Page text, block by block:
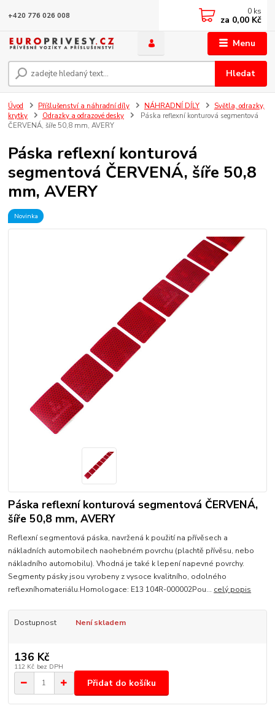
Menu
Hledat
+420 776 026 008 0 ks
za 0,00 Kč
Úvod Příšlušenství a náhradní díly NÁHRADNÍ DÍLY
Světla, odrazky,
krytky
Odrazky a odrazové desky
Páska reflexní konturová segmentová
ČERVENÁ, šíře 50,8 mm, AVERY
Páska reflexní konturová
segmentová ČERVENÁ, šíře 50,8
mm, AVERY
Novinka
Páska reflexní konturová segmentová ČERVENÁ,
šíře 50,8 mm, AVERY
Reflexní segmentová páska, navržená k použití na přívěsech a
nákladních automobilech naohebném povrchu (plachtě přívěsu, nebo
nákladního automobilu). Vhodná je také k lepení napevné povrchy.
Segmenty pásky jsou vyrobeny z vysoce kvalitního, odolného
reflexníhomateriálu.Homologace: E13 104R-000002Pou... celý popis
Dostupnost Není skladem
136 Kč
112 Kč bez DPH
Přidat do košíku